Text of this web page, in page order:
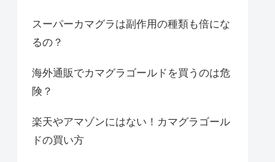
スーパーカマグラは副作用の種類も倍にな
るの？
海外通販でカマグラゴールドを買うのは危
険？
楽天やアマゾンにはない！カマグラゴール
ドの買い方